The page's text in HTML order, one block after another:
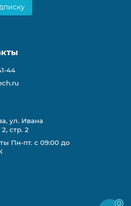
44
ул. Ивана
стр. 2
Пн-пт. с 09:00 до
0